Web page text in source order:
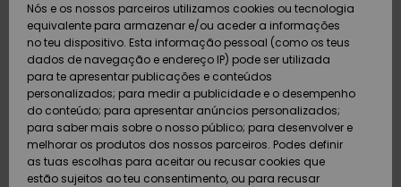
Calçado e
chinelos
Surfe/água
Snow
Calçado e
chinelos
Surfe/água
Neve
Highlights
Snow
SURF
Highlights
Community
SNOW
Criança
Snow Shop
Feminino
Highlights
DUPLA
PROMO
Outlet
Mulher
Pagamento
Cartão
presente
Quiksilver
Freedom
Nós e os nossos parceiros utilizamos cookies ou tecnologia
equivalente para armazenar e/ou aceder a informações
no teu dispositivo. Esta informação pessoal (como os teus
dados de navegação e endereço IP) pode ser utilizada
para te apresentar publicações e conteúdos
personalizados; para medir a publicidade e o desempenho
do conteúdo; para apresentar anúncios personalizados;
para saber mais sobre o nosso público; para desenvolver e
melhorar os produtos dos nossos parceiros. Podes definir
as tuas escolhas para aceitar ou recusar cookies que
estão sujeitos ao teu consentimento, ou para recusar